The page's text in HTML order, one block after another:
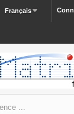
Français